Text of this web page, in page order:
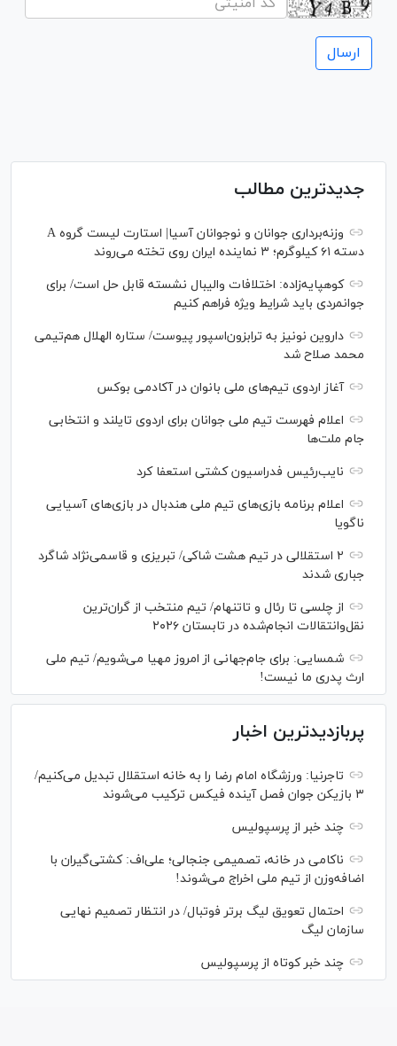
جدیدترین مطالب
وزنه‌برداری جوانان و نوجوانان آسیا| استارت لیست گروه A
دسته ۶۱ کیلوگرم؛ ۳ نماینده ایران روی تخته می‌روند
کوهپایه‌زاده: اختلافات والیبال نشسته قابل حل است/ برای
جوانمردی باید شرایط ویژه فراهم کنیم
داروین نونیز به ترابزون‌اسپور پیوست/ ستاره الهلال هم‌تیمی
محمد صلاح شد
آغاز اردوی تیم‌های ملی بانوان در آکادمی بوکس
اعلام فهرست تیم ملی جوانان برای اردوی تایلند و انتخابی
جام ملت‌ها
نایب‌رئیس فدراسیون کشتی استعفا کرد
اعلام برنامه بازی‌های تیم ملی هندبال در بازی‌های آسیایی
ناگویا
۲ استقلالی در تیم هشت شاکی/ تبریزی و قاسمی‌نژاد شاگرد
جباری شدند
از چلسی تا رئال و تاتنهام/ تیم منتخب از گران‌ترین
نقل‌وانتقالات انجام‌شده در تابستان ۲۰۲۶
شمسایی: برای جام‌جهانی از امروز مهیا می‌شویم/ تیم ملی
ارث پدری ما نیست!
پربازدیدترین اخبار
تاجرنیا: ورزشگاه امام رضا را به خانه استقلال تبدیل می‌کنیم/
۳ بازیکن جوان فصل آینده فیکس ترکیب می‌شوند
چند خبر از پرسپولیس
ناکامی در خانه، تصمیمی جنجالی؛ علی‌اف: کشتی‌گیران با
اضافه‌وزن از تیم ملی اخراج می‌شوند!
احتمال تعویق لیگ برتر فوتبال/ در انتظار تصمیم نهایی
سازمان لیگ
چند خبر کوتاه از پرسپولیس